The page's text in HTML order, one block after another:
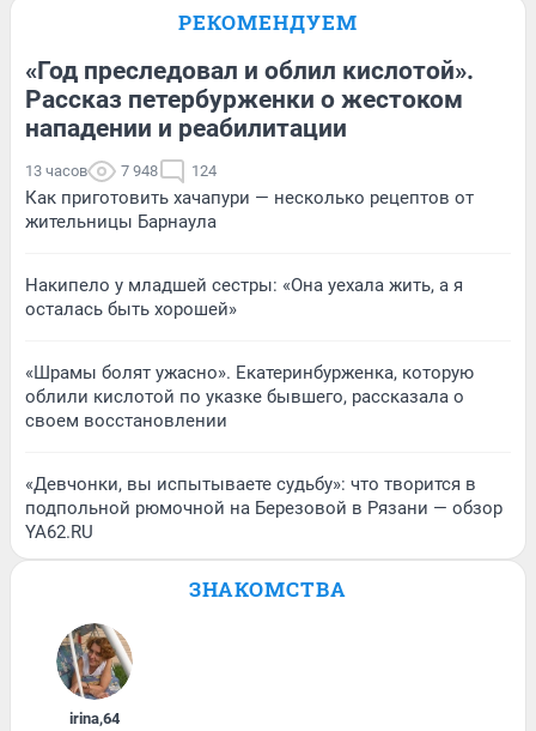
РЕКОМЕНДУЕМ
«Год преследовал и облил кислотой».
Рассказ петербурженки о жестоком
нападении и реабилитации
13 часов 7 948 124
Как приготовить хачапури — несколько рецептов от
жительницы Барнаула
Накипело у младшей сестры: «Она уехала жить, а я
осталась быть хорошей»
«Шрамы болят ужасно». Екатеринбурженка, которую
облили кислотой по указке бывшего, рассказала о
своем восстановлении
«Девчонки, вы испытываете судьбу»: что творится в
подпольной рюмочной на Березовой в Рязани — обзор
YA62.RU
ЗНАКОМСТВА
irina,64